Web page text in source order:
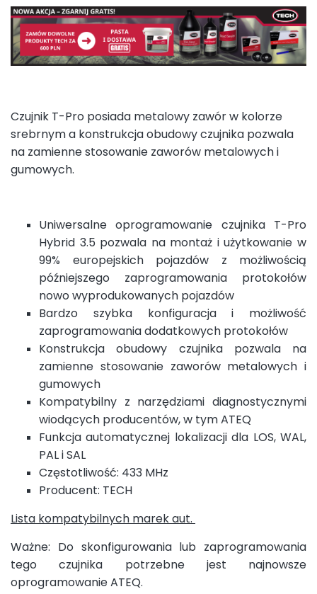
Czujnik T-Pro posiada metalowy zawór w kolorze
srebrnym a konstrukcja obudowy czujnika pozwala
na zamienne stosowanie zaworów metalowych i
gumowych.
Uniwersalne oprogramowanie czujnika T-Pro
Hybrid 3.5 pozwala na montaż i użytkowanie w
99% europejskich pojazdów z możliwością
późniejszego zaprogramowania protokołów
nowo wyprodukowanych pojazdów
Bardzo szybka konfiguracja i możliwość
zaprogramowania dodatkowych protokołów
Konstrukcja obudowy czujnika pozwala na
zamienne stosowanie zaworów metalowych i
gumowych
Kompatybilny z narzędziami diagnostycznymi
wiodących producentów, w tym ATEQ
Funkcja automatycznej lokalizacji dla LOS, WAL,
PAL i SAL
Częstotliwość: 433 MHz
Producent: TECH
Lista kompatybilnych marek aut.
Ważne: Do skonfigurowania lub zaprogramowania
tego czujnika potrzebne jest najnowsze
oprogramowanie ATEQ.